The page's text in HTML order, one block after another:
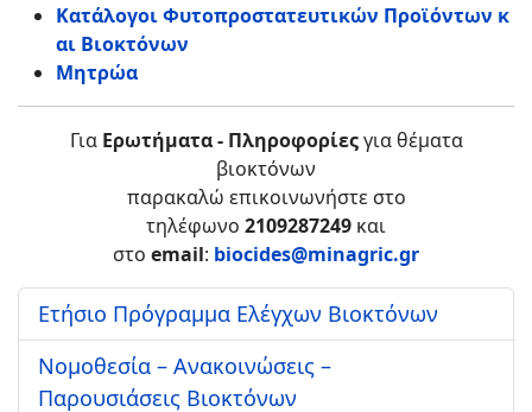
Κατάλογοι Φυτοπροστατευτικών Προϊόντων κ
αι Βιοκτόνων
Μητρώα
ΓιαΕρωτήματα - Πληροφορίεςγια θέματα
βιοκτόνων
παρακαλώ επικοινωνήστε στο
τηλέφωνο 2109287249 και
στο email: biocides@minagric.gr
Ετήσιο Πρόγραμμα Ελέγχων Βιοκτόνων
Νομοθεσία – Ανακοινώσεις –
Παρουσιάσεις Βιοκτόνων